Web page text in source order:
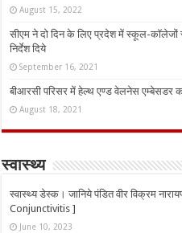
August 15, 2022
सीएम ने दो दिन के लिए प्रदेश में स्कूल-कॉलेजों
निर्देश दिये
September 16, 2021
बीआरसी परिसर में हेल्थ एण्ड वेलनेस एम्बेसडर
August 18, 2021
स्वास्थ्य
स्वास्थ्य डेस्क। जानिये पंडित वीर विक्रम
Conjunctivitis ]
June 10, 2023